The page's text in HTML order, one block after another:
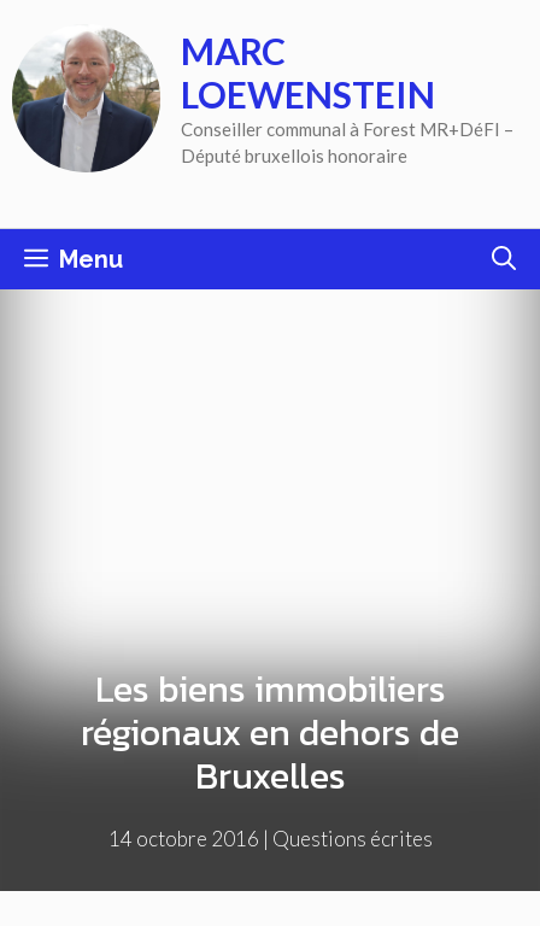
contenu
MARC
LOEWENSTEIN
Conseiller communal à Forest MR+DéFI –
Député bruxellois honoraire
Menu
Les biens immobiliers
régionaux en dehors de
Bruxelles
14 octobre 2016 | Questions écrites